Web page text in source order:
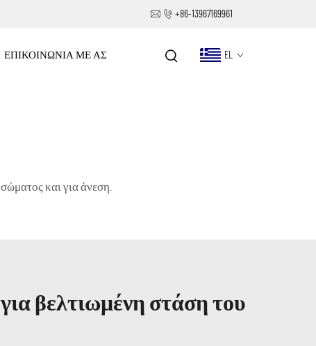
+86-13967169961
ΕΠΙΚΟΙΝΩΝΊΑ ΜΕ ΑΣ EL
και για άνεση.
βελτιωμένη στάση του